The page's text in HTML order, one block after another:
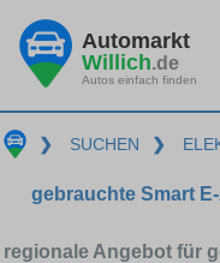
Automarkt
Willich.de
Autos einfach finden
❯ SUCHEN ❯
gebrauchte Smart
regionale Angebot für